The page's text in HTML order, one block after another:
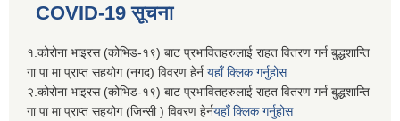
COVID-19 सूचना
१.कोरोना भाइरस (कोभिड-१९) बाट प्रभावितहरुलाई राहत वितरण गर्न बुद्धशान्ति
गा पा मा प्राप्त सहयोग (नगद) विवरण हेर्न यहाँ क्लिक गर्नुहोस
२.कोरोना भाइरस (कोभिड-१९) बाट प्रभावितहरुलाई राहत वितरण गर्न बुद्धशान्ति
गा पा मा प्राप्त सहयोग (जिन्सी ) विवरण हेर्नयहाँ क्लिक गर्नुहोस